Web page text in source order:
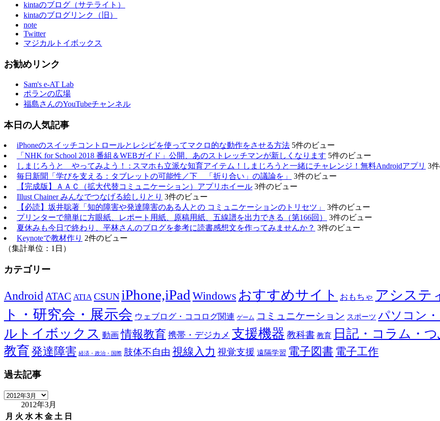
kintaのブログ（サテライト）
kintaのブログリンク（旧）
note
Twitter
マジカルトイボックス
お勧めリンク
Sam's e-AT Lab
ポランの広場
福島さんのYouTubeチャンネル
本日の人気記事
iPhoneのスイッチコントロールとレシピを使ってマクロ的な動作をさせる方法 5件のビュー
「NHK for School 2018 番組＆WEBガイド」公開、あのストレッチマンが新しくなります 5件のビュー
しまじろうと やってみよう！ : スマホも立派な知育アイテム！しまじろうと一緒にチャレンジ！無料Androidアプリ 3
毎日新聞「学びを支える：タブレットの可能性／下 「折り合い」の議論を」
3件のビュー
【完成版】ＡＡＣ（拡大代替コミュニケーション）アプリホイール 3件のビュー
Illust Chainer みんなでつなげる絵しりとり 3件のビュー
【必読】坂井聡著「知的障害や発達障害のある人との コミュニケーションのトリセツ」
3件のビュー
プリンターで簡単に方眼紙、レポート用紙、原稿用紙、五線譜を出力できる（第166回）
3件のビュー
夏休みも今日で終わり、平林さんのブログを参考に読書感想文を作ってみませんか？ 3件のビュー
Keynoteで教材作り 2件のビュー
（集計単位：1日）
カテゴリー
Android ATAC ATIA CSUN iPhone,iPad Windows おすすめサイト おもちゃ アシステ
ト・研究会・展示会 ウェブログ・ココログ関連 ゲーム コミュニケーション スポーツ パソコン
ルトイボックス 動画 情報教育 携帯・デジカメ 支援機器 教科書 教育 日記・コラム・
教育発達障害 経済・政治・国際 肢体不自由 視線入力 視覚支援 遠隔学習 電子図書 電子工作
過去記事
過
記
2012年3月
月 火 水 木 金 土 日